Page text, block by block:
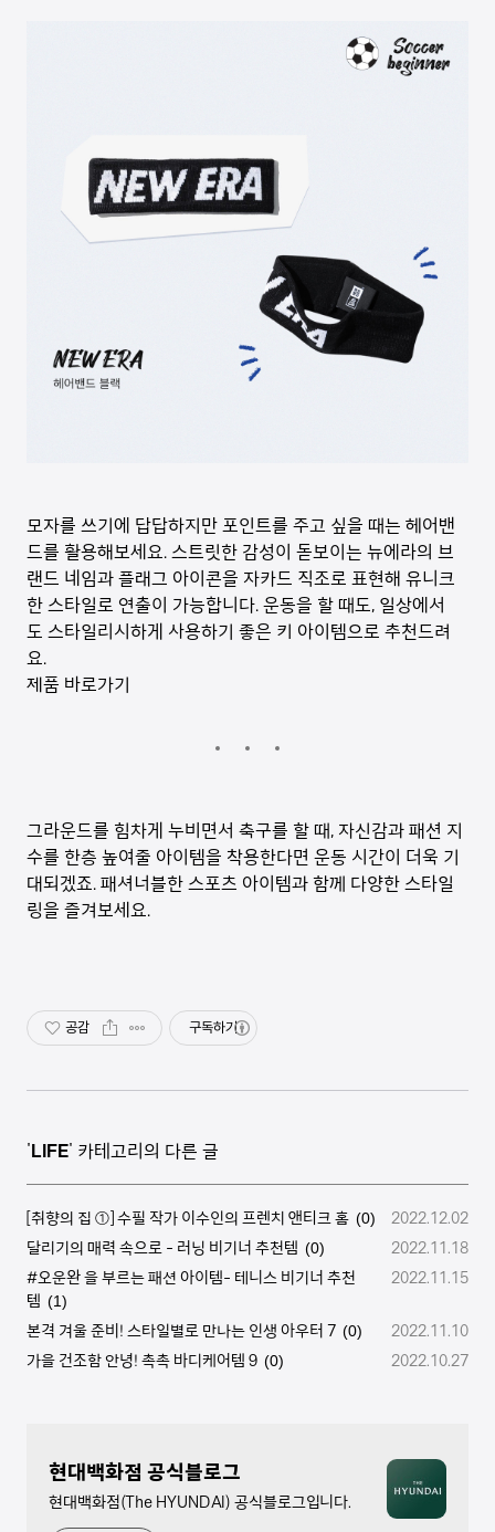
모자를 쓰기에 답답하지만 포인트를 주고 싶을 때는 헤어밴
드를 활용해보세요. 스트릿한 감성이 돋보이는 뉴에라의 브
랜드 네임과 플래그 아이콘을 자카드 직조로 표현해 유니크
한 스타일로 연출이 가능합니다. 운동을 할 때도, 일상에서
도 스타일리시하게 사용하기 좋은 키 아이템으로 추천드려
요.
제품 바로가기
그라운드를 힘차게 누비면서 축구를 할 때, 자신감과 패션 지
수를 한층 높여줄 아이템을 착용한다면 운동 시간이 더욱 기
대되겠죠. 패셔너블한 스포츠 아이템과 함께 다양한 스타일
링을 즐겨보세요.
공감 구독하기
'LIFE' 카테고리의 다른 글
[취향의 집 ①] 수필 작가 이수인의 프렌치 앤티크 홈 (0)
2022.12.02
달리기의 매력 속으로 - 러닝 비기너 추천템 (0)
2022.11.18
#오운완 을 부르는 패션 아이템- 테니스 비기너 추천
템 (1)
2022.11.15
본격 겨울 준비! 스타일별로 만나는 인생 아우터 7 (0)
2022.11.10
가을 건조함 안녕! 촉촉 바디케어템 9 (0) 2022.10.27
현대백화점 공식블로그
현대백화점(The HYUNDAI) 공식블로그입니다.